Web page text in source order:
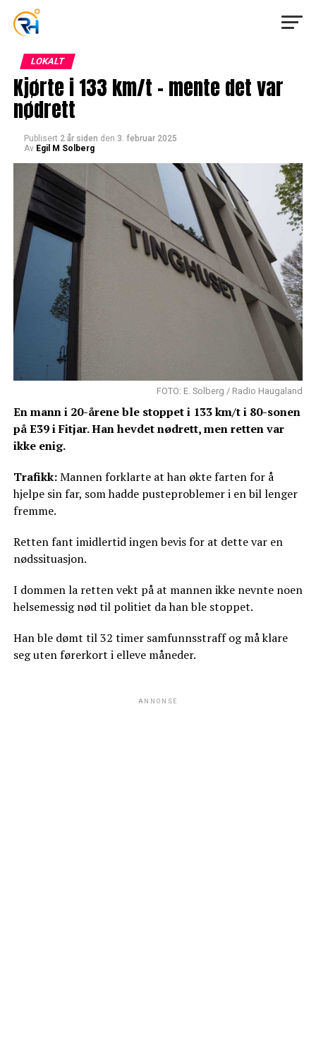
LOKALT
Kjørte i 133 km/t – mente det var
nødrett
Publisert 2 år siden den 3. februar 2025
Av Egil M Solberg
FOTO: E. Solberg / Radio Haugaland
En mann i 20-årene ble stoppet i 133 km/t i 80-sonen
på E39 i Fitjar. Han hevdet nødrett, men retten var
ikke enig.
Trafikk:Mannen forklarte at han økte farten for å
hjelpe sin far, som hadde pusteproblemer i en bil lenger
fremme.
Retten fant imidlertid ingen bevis for at dette var en
nødssituasjon.
I dommen la retten vekt på at mannen ikke nevnte noen
helsemessig nød til politiet da han ble stoppet.
Han ble dømt til 32 timer samfunnsstraff og må klare
seg uten førerkort i elleve måneder.
ANNONSE